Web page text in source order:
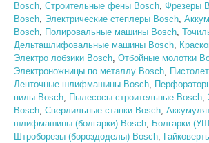
Bosch, Строительные фены Bosch, Фрезеры
Bosch, Электрические степлеры Bosch,
Bosch, Полировальные машины Bosch,
Дельташлифовальные машины Bosch,
Электро лобзики Bosch, Отбойные молотки
Электроножницы по металлу Bosch,
Ленточные шлифмашины Bosch,
пилы Bosch, Пылесосы строительные Bosch,
Bosch, Сверлильные станки Bosch,
шлифмашины (болгарки) Bosch, Болгарки
Штроборезы (бороздоделы) Bosch,